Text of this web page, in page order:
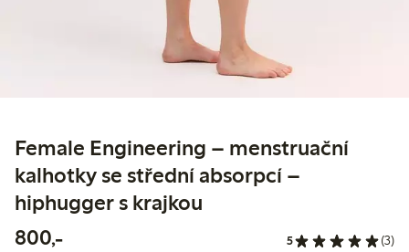
Female Engineering – menstruační
kalhotky se střední absorpcí –
hiphugger s krajkou
800,-800,00 Kč 5 (3)